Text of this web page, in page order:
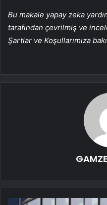
Bu makale yapay zeka
tarafından çevrilmiş ve
Şartlar ve Koşullarımıza